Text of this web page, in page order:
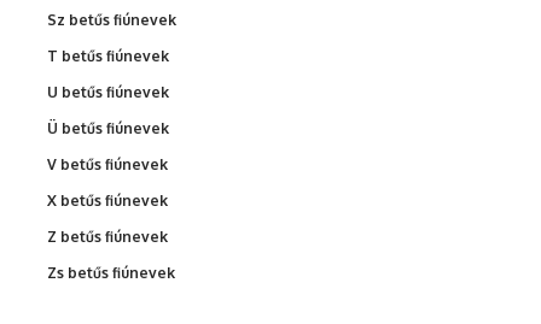
Sz betűs fiúnevek
T betűs fiúnevek
U betűs fiúnevek
Ü betűs fiúnevek
V betűs fiúnevek
X betűs fiúnevek
Z betűs fiúnevek
Zs betűs fiúnevek